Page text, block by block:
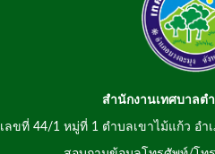
สำนักงานเทศบาลต
เลขที่ 44/1 หมู่ที่ 1 ตำบลเขาไม้แก้ว อำ